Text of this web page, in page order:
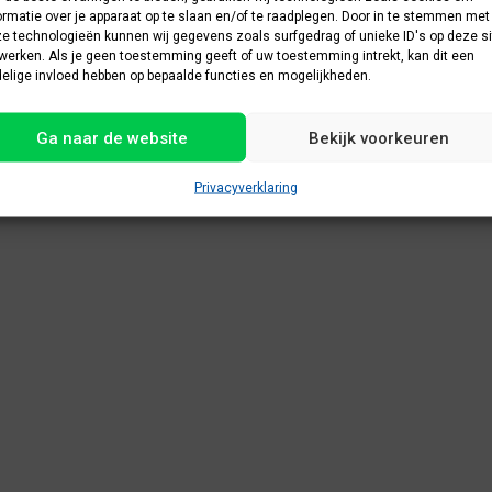
over je apparaat op te slaan en/of te raadplegen. Door in te stemmen met
technologieën kunnen wij gegevens zoals surfgedrag of unieke ID's op deze
Als je geen toestemming geeft of uw toestemming intrekt, kan dit een
invloed hebben op bepaalde functies en mogelijkheden.
Ga naar de website Bekijk voorkeuren
Privacyverklaring